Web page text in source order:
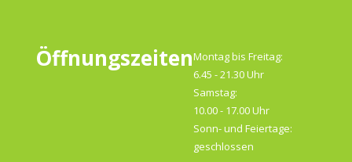
ÖffnungszeitenMontag bis Freitag:
6.45 - 21.30 Uhr
Samstag:
10.00 - 17.00 Uhr
Sonn- und Feiertage:
geschlossen